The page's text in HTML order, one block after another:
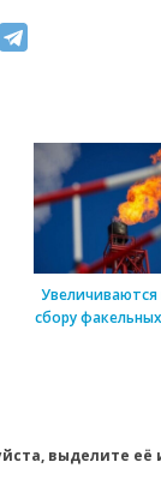
сбору
выделите